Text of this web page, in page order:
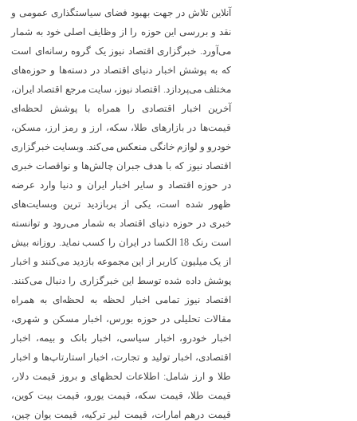
آنلاین تلاش در جهت بهبود فضای سیاستگذاری عمومی و
نقد و بررسی این حوزه را از وظایف اصلی خود به شمار
می‌آورد. خبرگزاری اقتصاد نیوز یک گروه رسانه‌ای است
که به پوشش اخبار دنیای اقتصاد در دسته‌ها و حوزه‌های
مختلف می‌پردازد. اقتصاد نیوز، سایت مرجع اقتصاد ایران،
آخرین اخبار اقتصادی را همراه با پوشش لحظه‌ای
قیمت‌ها در بازارهای طلا، سکه، ارز و رمز ارز، مسکن،
خودرو و لوازم خانگی منعکس می‌کند. وبسایت خبرگزاری
اقتصاد نیوز که با هدف جبران چالش‌ها و نواقصات خبری
در حوزه اقتصاد و سایر اخبار ایران و دنیا وارد عرضه
ظهور شده است، یکی از پربازدید ترین وبسایت‌های
خبری در حوزه دنیای اقتصاد به شمار می‌رود و توانسته
است رنک 18 الکسا در ایران را کسب نماید. روزانه بیش
از یک میلیون کاربر از این مجموعه بازدید می‌کنند و اخبار
پوشش داده شده توسط این خبرگزاری را دنبال می‌کنند.
اقتصاد نیوز تمامی اخبار لحظه به لحظه‌ای به همراه
مقالات تحلیلی در حوزه بورس، اخبار مسکن و شهری،
اخبار خودرو، اخبار سیاسی، اخبار بانک و بیمه، اخبار
اقتصادی، اخبار تولید و تجارت، اخبار استارتاپ‌ها و اخبار
طلا و ارز شامل: اطلاعات لحظهای و بروز قیمت دلار،
قیمت طلا، قیمت سکه، قیمت یورو، قیمت بیت کوین،
قیمت درهم امارات، قیمت لیر ترکیه، قیمت یوان چین،